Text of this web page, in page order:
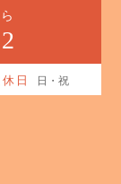
日 日・祝